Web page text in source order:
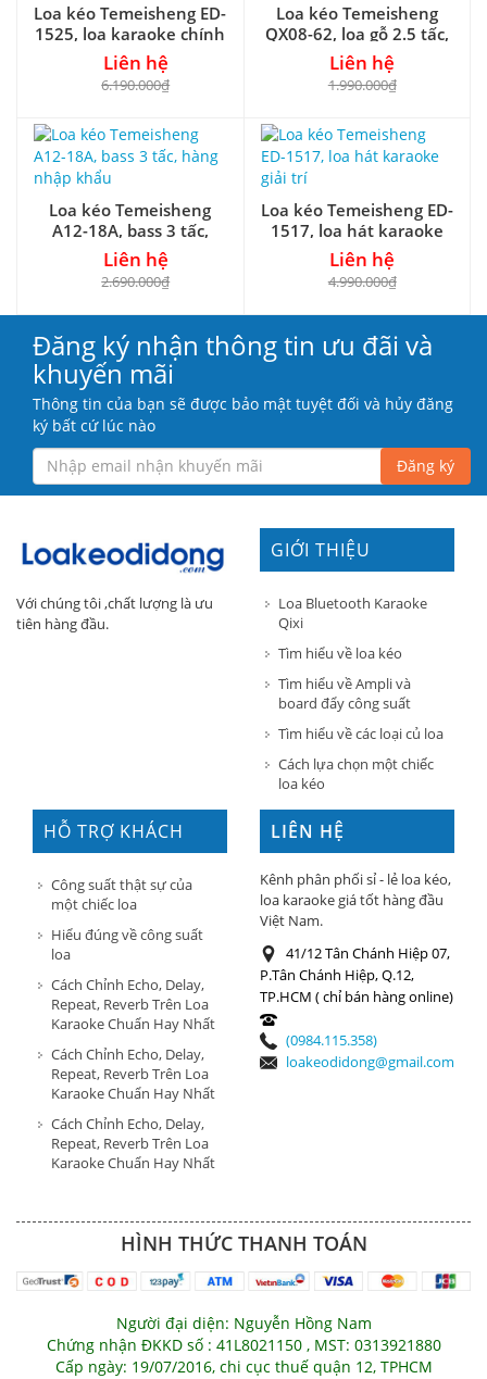
Loa kéo Temeisheng ED-
1525, loa karaoke chính
hãng cao cấp
Liên hệ
6.190.000₫
Loa kéo Temeisheng
QX08-62, loa gỗ 2.5 tấc,
RMS 60W
Liên hệ
1.990.000₫
Loa kéo Temeisheng
A12-18A, bass 3 tấc,
hàng nhập khẩu
Liên hệ
2.690.000₫
Loa kéo Temeisheng ED-
1517, loa hát karaoke
giải trí
Liên hệ
4.990.000₫
Đăng ký nhận thông tin ưu đãi và
khuyến mãi
Thông tin của bạn sẽ được bảo mật tuyệt đối và hủy đăng
ký bất cứ lúc nào
Đăng ký
Với chúng tôi ,chất lượng là ưu
tiên hàng đầu.
GIỚI THIỆU
Loa Bluetooth Karaoke
Qixi
Tìm hiểu về loa kéo
Tìm hiểu về Ampli và
board đẩy công suất
Tìm hiểu về các loại củ loa
Cách lựa chọn một chiếc
loa kéo
HỖ TRỢ KHÁCH
HÀNG
Công suất thật sự của
một chiếc loa
Hiểu đúng về công suất
loa
Cách Chỉnh Echo, Delay,
Repeat, Reverb Trên Loa
Karaoke Chuẩn Hay Nhất
Cách Chỉnh Echo, Delay,
Repeat, Reverb Trên Loa
Karaoke Chuẩn Hay Nhất
Cách Chỉnh Echo, Delay,
Repeat, Reverb Trên Loa
Karaoke Chuẩn Hay Nhất
LIÊN HỆ
Kênh phân phối sỉ - lẻ loa kéo,
loa karaoke giá tốt hàng đầu
Việt Nam.
41/12 Tân Chánh Hiệp 07,
P.Tân Chánh Hiệp, Q.12,
TP.HCM ( chỉ bán hàng online)
(0984.115.358)
loakeodidong@gmail.com
HÌNH THỨC THANH TOÁN
Người đại diện: Nguyễn Hồng Nam
Chứng nhận ĐKKD số : 41L8021150 , MST: 0313921880
Cấp ngày: 19/07/2016, chi cục thuế quận 12, TPHCM